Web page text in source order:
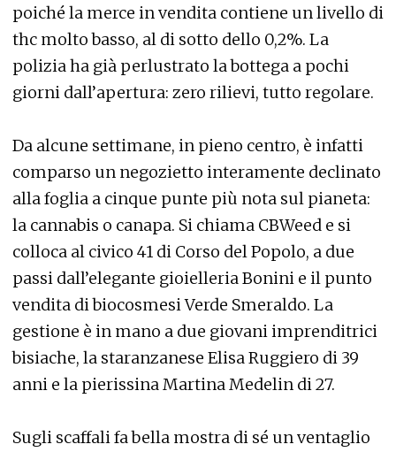
poiché la merce in vendita contiene un livello di
thc molto basso, al di sotto dello 0,2%. La
polizia ha già perlustrato la bottega a pochi
giorni dall’apertura: zero rilievi, tutto regolare.
Da alcune settimane, in pieno centro, è infatti
comparso un negozietto interamente declinato
alla foglia a cinque punte più nota sul pianeta:
la cannabis o canapa. Si chiama CBWeed e si
colloca al civico 41 di Corso del Popolo, a due
passi dall’elegante gioielleria Bonini e il punto
vendita di biocosmesi Verde Smeraldo. La
gestione è in mano a due giovani imprenditrici
bisiache, la staranzanese Elisa Ruggiero di 39
anni e la pierissina Martina Medelin di 27.
Sugli scaffali fa bella mostra di sé un ventaglio